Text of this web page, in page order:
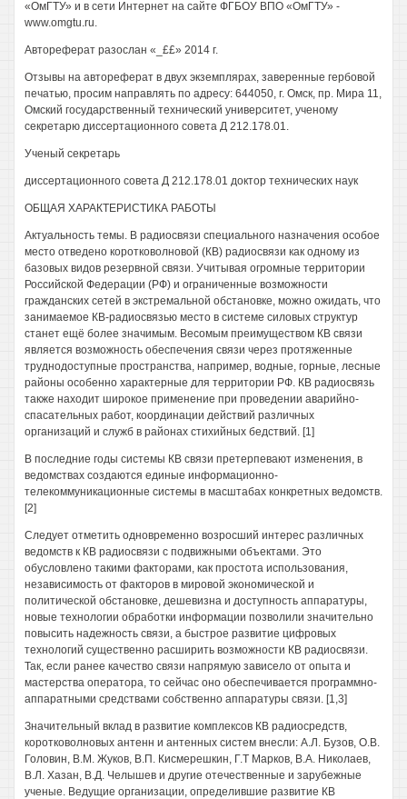
«ОмГТУ» и в сети Интернет на сайте ФГБОУ ВПО «ОмГТУ» -
www.omgtu.ru.
Автореферат разослан «_££» 2014 г.
Отзывы на автореферат в двух экземплярах, заверенные гербовой
печатью, просим направлять по адресу: 644050, г. Омск, пр. Мира 11,
Омский государственный технический университет, ученому
секретарю диссертационного совета Д 212.178.01.
Ученый секретарь
диссертационного совета Д 212.178.01 доктор технических наук
ОБЩАЯ ХАРАКТЕРИСТИКА РАБОТЫ
Актуальность темы. В радиосвязи специального назначения особое
место отведено коротковолновой (КВ) радиосвязи как одному из
базовых видов резервной связи. Учитывая огромные территории
Российской Федерации (РФ) и ограниченные возможности
гражданских сетей в экстремальной обстановке, можно ожидать, что
занимаемое КВ-радиосвязью место в системе силовых структур
станет ещё более значимым. Весомым преимуществом КВ связи
является возможность обеспечения связи через протяженные
труднодоступные пространства, например, водные, горные, лесные
районы особенно характерные для территории РФ. КВ радиосвязь
также находит широкое применение при проведении аварийно-
спасательных работ, координации действий различных
организаций и служб в районах стихийных бедствий. [1]
В последние годы системы КВ связи претерпевают изменения, в
ведомствах создаются единые информационно-
телекоммуникационные системы в масштабах конкретных ведомств.
[2]
Следует отметить одновременно возросший интерес различных
ведомств к КВ радиосвязи с подвижными объектами. Это
обусловлено такими факторами, как простота использования,
независимость от факторов в мировой экономической и
политической обстановке, дешевизна и доступность аппаратуры,
новые технологии обработки информации позволили значительно
повысить надежность связи, а быстрое развитие цифровых
технологий существенно расширить возможности КВ радиосвязи.
Так, если ранее качество связи напрямую зависело от опыта и
мастерства оператора, то сейчас оно обеспечивается программно-
аппаратными средствами собственно аппаратуры связи. [1,3]
Значительный вклад в развитие комплексов КВ радиосредств,
коротковолновых антенн и антенных систем внесли: А.Л. Бузов, О.В.
Головин, В.М. Жуков, В.П. Кисмерешкин, Г.Т Марков, В.А. Николаев,
В.Л. Хазан, В.Д. Челышев и другие отечественные и зарубежные
ученые. Ведущие организации, определившие развитие КВ